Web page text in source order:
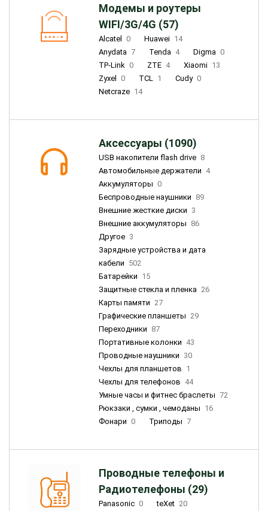
Модемы и роутеры
WIFI/3G/4G (57)
Alcatel 0 Huawei 14
Anydata 7 Tenda 4 Digma 0
TP-Link 0 ZTE 4 Xiaomi 13
Zyxel
0 TCL 1 Cudy 0
Netcraze 14
Аксессуары (1090)
USB накопители flash drive 8
Автомобильные держатели 4
Аккумуляторы 0
Беспроводные наушники 89
Внешние жесткие диски 3
Внешние аккумуляторы 86
Другое 3
Зарядные устройства и дата
кабели 502
Батарейки 15
Защитные стекла и пленка 26
Карты памяти 27
Графические планшеты 29
Переходники 87
Портативные колонки 43
Проводные наушники 30
Чехлы для планшетов 1
Чехлы для телефонов 44
Умные часы и фитнес браслеты 72
Рюкзаки , сумки , чемоданы 16
Фонари 0 Триподы 7
Проводные телефоны и
Радиотелефоны (29)
Panasonic 0 teXet 20